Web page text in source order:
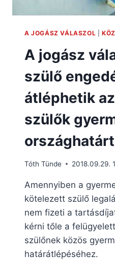
A JOGÁSZ VÁLASZOL
A jogász
szülő
átléphetik
szülők
országhatárt
Tóth Tünde 2018.09.29.
Amennyiben a
kötelezett szülő
nem fizeti a
kérni tőle a
szülőnek közös
határátlépéséhez.